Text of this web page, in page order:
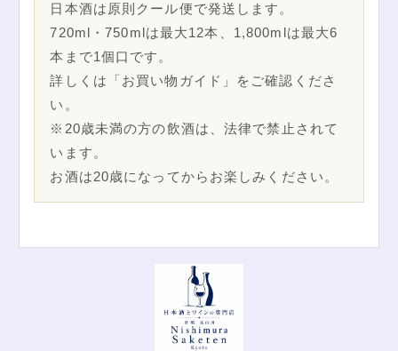
日本酒は原則クール便で発送します。
720ml・750mlは最大12本、1,800mlは最大6
本まで1個口です。
詳しくは「お買い物ガイド」をご確認くださ
い。
※20歳未満の方の飲酒は、法律で禁止されて
います。
お酒は20歳になってからお楽しみください。